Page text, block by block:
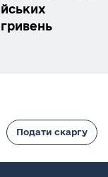
Подати скаргу